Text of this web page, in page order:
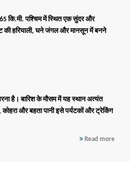
65 कि.मी. पश्चिममें स्थित एक सुंदर और
की हरियाली, घने जंगल और मानसून में बनने
है। बारिश के मौसम में यह स्थान अत्यंत
और बहता पानी इसे पर्यटकों और ट्रेकिंग
Read more